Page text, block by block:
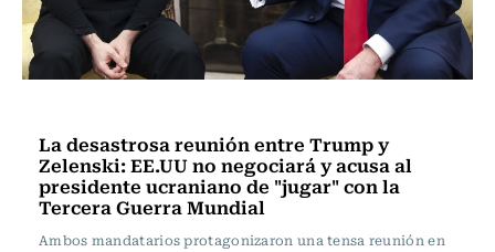
La desastrosa reunión entre Trump y
Zelenski: EE.UU no negociará y acusa al
presidente ucraniano de "jugar" con la
Tercera Guerra Mundial
Ambos mandatarios protagonizaron una tensa reunión en